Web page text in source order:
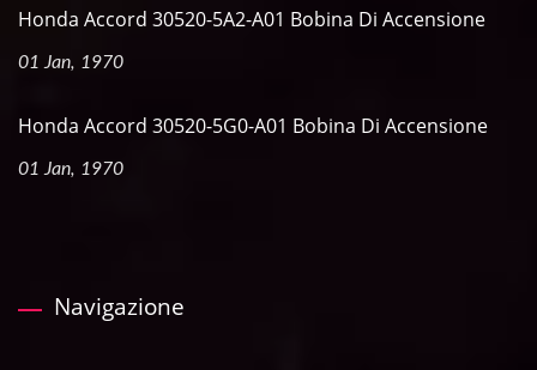
Honda Accord 30520-5A2-A01 Bobina Di Accensione
01 Jan, 1970
Honda Accord 30520-5G0-A01 Bobina Di Accensione
01 Jan, 1970
Navigazione